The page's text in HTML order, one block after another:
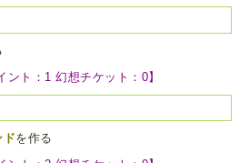
ント：1 幻想チケット：0】
ドを作る